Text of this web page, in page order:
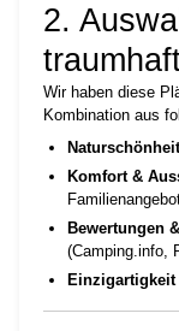
2.
Wir haben diese
Kombination aus
Komfort &
Bewertungen
(Camping.info,
Einzigartigkeit